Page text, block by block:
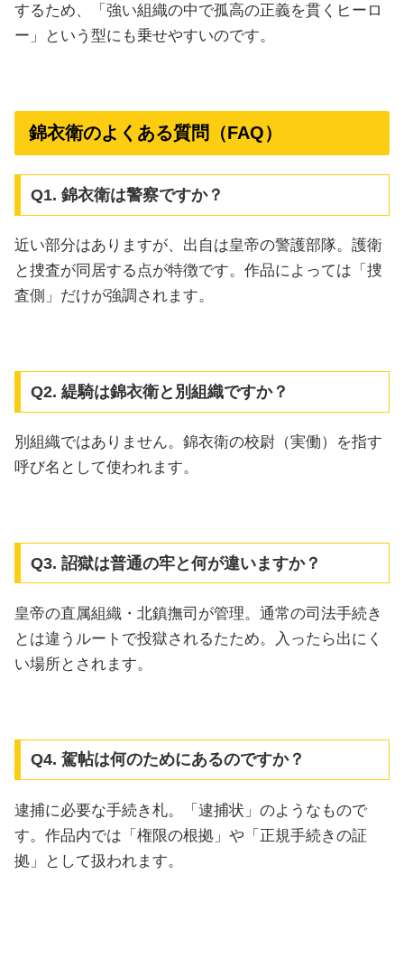
するため、「強い組織の中で孤高の正義を貫くヒーロ
ー」という型にも乗せやすいのです。
錦衣衛のよくある質問（FAQ）
Q1. 錦衣衛は警察ですか？
近い部分はありますが、出自は皇帝の警護部隊。護衛
と捜査が同居する点が特徴です。作品によっては「捜
査側」だけが強調されます。
Q2. 緹騎は錦衣衛と別組織ですか？
別組織ではありません。錦衣衛の校尉（実働）を指す
呼び名として使われます。
Q3. 詔獄は普通の牢と何が違いますか？
皇帝の直属組織・北鎮撫司が管理。通常の司法手続き
とは違うルートで投獄されるたため。入ったら出にく
い場所とされます。
Q4. 駕帖は何のためにあるのですか？
逮捕に必要な手続き札。「逮捕状」のようなもので
す。作品内では「権限の根拠」や「正規手続きの証
拠」として扱われます。